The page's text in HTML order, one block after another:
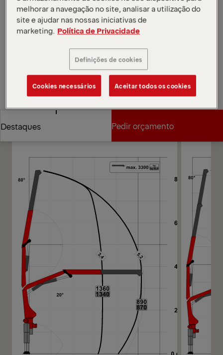
telhados baixos.
Abrir diagramas
Pedir orçamento
Pedir orçamento
Encontrar parceiro de vendas
Encontrar parceiro de vendas
Destaques
Destaques
Pedir orçamento
Pedir orçamento
Diagramas
melhorar a navegação no site, analisar a utilização do
site e ajudar nas nossas iniciativas de
marketing. Política de Privacidade
Definições de cookies
Cookies necessários Aceitar todos os cookies